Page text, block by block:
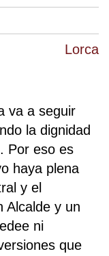
Lorca
va a seguir
la dignidad
Por eso es
haya plena
y el
Alcalde y un
ni
que